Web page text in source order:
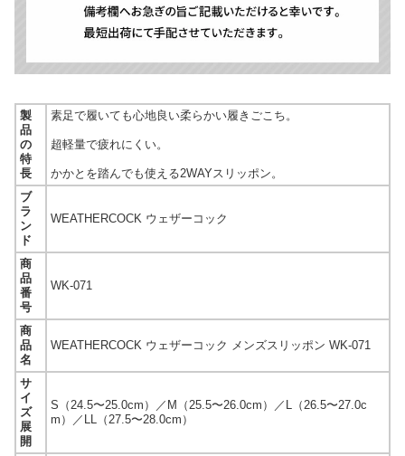
製
品
の
特
長
素足で履いても心地良い柔らかい履きごこち。
超軽量で疲れにくい。
かかとを踏んでも使える2WAYスリッポン。
ブ
ラ
ン
ド
WEATHERCOCK ウェザーコック
商
品
番
号
WK-071
商
品
名
WEATHERCOCK ウェザーコック メンズスリッポン WK-071
サ
イ
ズ
展
開
S（24.5〜25.0cm）／M（25.5〜26.0cm）／L（26.5〜27.0c
m）／LL（27.5〜28.0cm）